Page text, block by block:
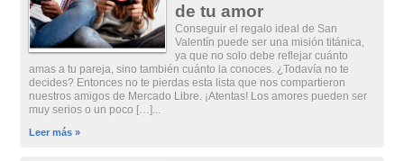
de tu amor
Conseguir el regalo ideal de San
Valentín puede ser una misión titánica,
ya que no solo debe reflejar cuánto
amas a tu pareja, sino también cuánto la conoces. ¿Todavía no te
decides? Entonces no te pierdas esta lista que nos compartieron
nuestros amigos de Mercado Libre. ¡Atentas! Los amores pueden ser
muy serios o un poco […]...
Leer más »